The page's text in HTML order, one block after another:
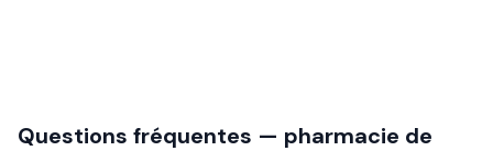
Questions fréquentes — pharmacie de